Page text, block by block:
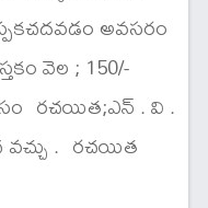
అవసరం
వెల ; 150/-
రచయిత;ఎన్ . వి .
వచ్చు . రచయిత